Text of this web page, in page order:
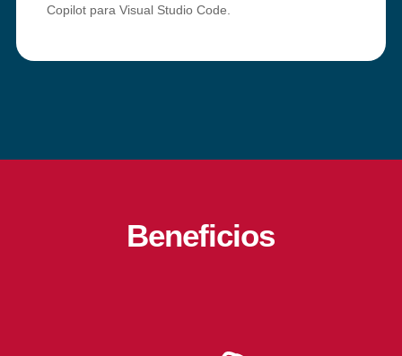
Copilot para Visual Studio Code.
Beneficios